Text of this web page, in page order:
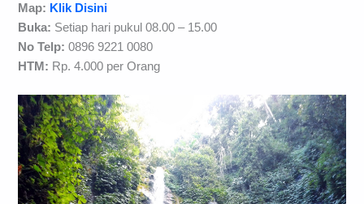
Map: Klik Disini
Buka: Setiap hari pukul 08.00 – 15.00
No Telp:0896 9221 0080
HTM: Rp. 4.000 per Orang